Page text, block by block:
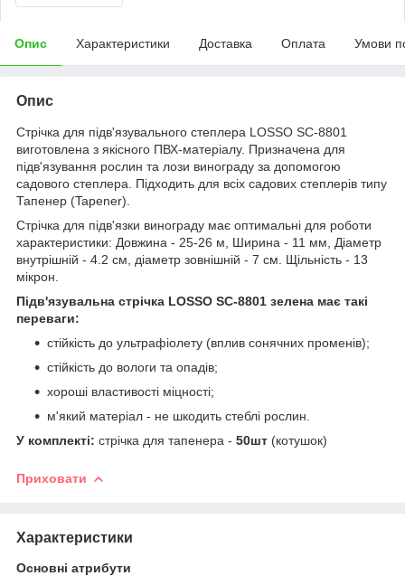
Опис Характеристики Доставка Оплата Умови
Опис
Стрічка для підв'язувального степлера LOSSO SC-8801
виготовлена ​​з якісного ПВХ-матеріалу. Призначена для
підв'язування рослин та лози винограду за допомогою
садового степлера. Підходить для всіх садових степлерів типу
Тапенер (Tapener).
Стрічка для підв'язки винограду має оптимальні для роботи
характеристики: Довжина - 25-26 м, Ширина - 11 мм, Діаметр
внутрішній - 4.2 см, діаметр зовнішній - 7 см. Щільність - 13
мікрон.
Підв'язувальна стрічка LOSSO SC-8801 зелена має такі
переваги:
стійкість до ультрафіолету (вплив сонячних променів);
стійкість до вологи та опадів;
хороші властивості міцності;
м'який матеріал - не шкодить стеблі рослин.
У комплекті: стрічка для тапенера - 50шт (котушок)
Приховати
Характеристики
Основні атрибути